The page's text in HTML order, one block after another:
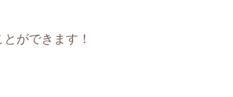
ができます！